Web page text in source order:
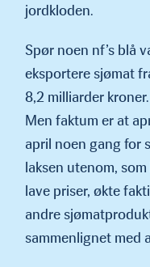
jordkloden.
Spør noen nf’s blå
eksportere sjømat
8,2 milliarder
Men faktum er at
april noen gang for
laksen utenom,
lave priser, økte
andre
sammenlignet med